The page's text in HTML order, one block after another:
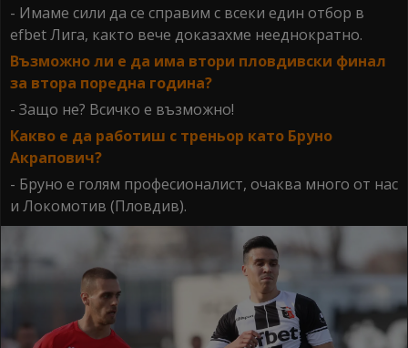
- Имаме сили да се справим с всеки един отбор в
efbet Лига, както вече доказахме нееднократно.
Възможно ли е да има втори пловдивски финал
за втора поредна година?
- Защо не? Всичко е възможно!
Какво е да работиш с треньор като Бруно
Акрапович?
- Бруно е голям професионалист, очаква много от нас
и Локомотив (Пловдив).